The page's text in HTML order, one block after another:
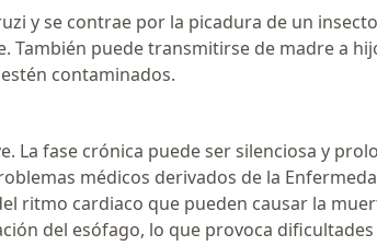
y se contrae por la picadura de un
También puede transmitirse de madre a
contaminados.
La fase crónica puede ser silenciosa y
médicos derivados de la
ritmo cardiaco que pueden causar la
del esófago, lo que provoca